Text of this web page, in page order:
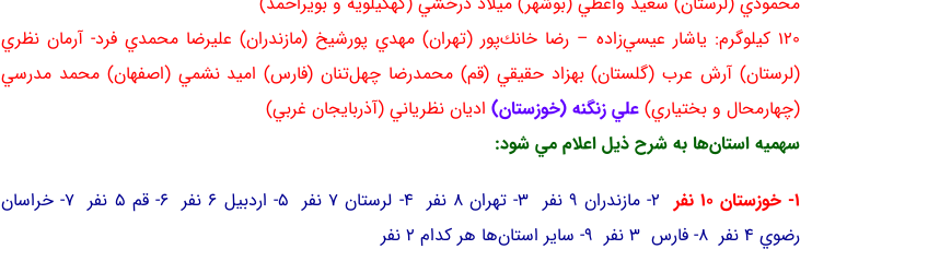
120 كيلوگرم: ياشار عيسي‌زاده – رضا خانك‌پور (تهران) مهدي پورشيخ (مازندران) عليرضا محمدي فرد- آرمان نظري
(لرستان) آرش عرب (گلستان) بهزاد حقيقي (قم) محمدرضا چهل‌تنان (فارس) اميد نشمي (اصفهان) محمد مدرسي
(چهارمحال و بختياري)علي زنگنه (خوزستان) اديان نظرياني (آذربايجان غربي)
سهميه استان‌ها به شرح ذيل اعلام مي‌ شود:
1- خوزستان 10 نفر
2- مازندران 9 نفر 3- تهران 8 نفر 4- لرستان 7 نفر 5- اردبيل 6 نفر 6- قم 5 نفر 7- خراسان
رضوي 4 نفر 8- فارس 3 نفر 9- ساير استان‌ها هر كدام 2 نفر